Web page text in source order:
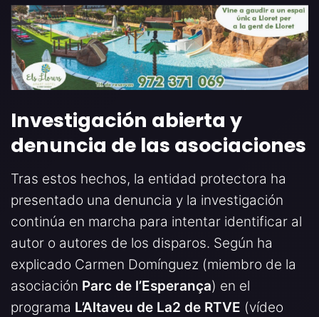
Investigación abierta y
denuncia de las asociaciones
Tras estos hechos, la entidad protectora ha
presentado una denuncia y la investigación
continúa en marcha para intentar identificar al
autor o autores de los disparos. Según ha
explicado Carmen Domínguez (miembro de la
asociación Parc de l’Esperança) en el
programa L’Altaveu de La2 de RTVE (vídeo